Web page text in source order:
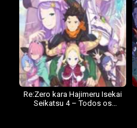
Re:Zero kara Hajimeru Isekai
Seikatsu 4 – Todos os